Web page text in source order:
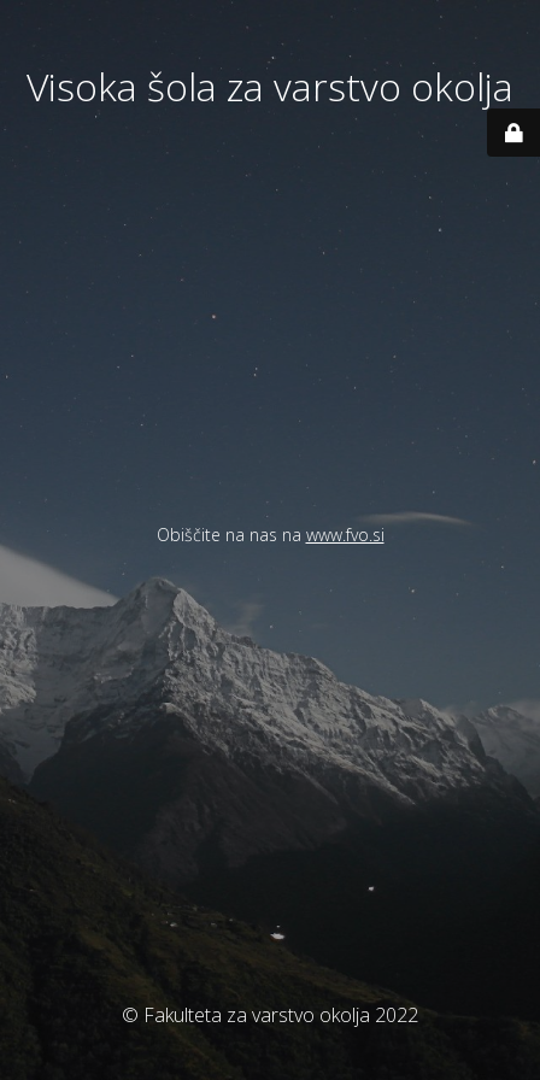
Visoka šola za varstvo okolja
Obiščite na nas na www.fvo.si
© Fakulteta za varstvo okolja 2022